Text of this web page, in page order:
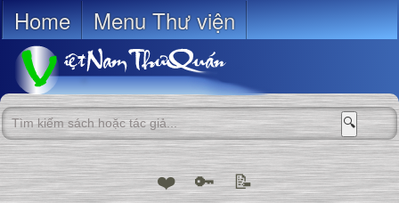
Home Menu Thư viện
🔍
❤️ 🔑 📝